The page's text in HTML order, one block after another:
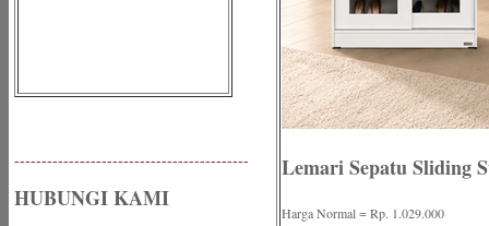
-------------------------------------------
HUBUNGI KAMI
Lemari Sepatu Sliding
Harga Normal = Rp. 1.029.000